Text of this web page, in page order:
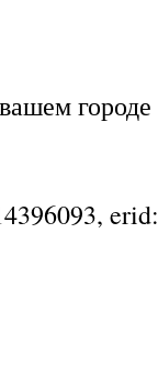
городе